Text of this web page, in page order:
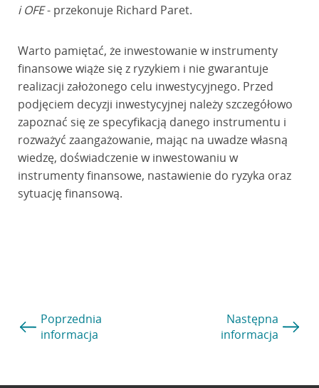
i OFE- przekonuje Richard Paret.
Warto pamiętać, że inwestowanie w instrumenty
finansowe wiąże się z ryzykiem i nie gwarantuje
realizacji założonego celu inwestycyjnego. Przed
podjęciem decyzji inwestycyjnej należy szczegółowo
zapoznać się ze specyfikacją danego instrumentu i
rozważyć zaangażowanie, mając na uwadze własną
wiedzę, doświadczenie w inwestowaniu w
instrumenty finansowe, nastawienie do ryzyka oraz
sytuację finansową.
Poprzednia
informacja
Następna
informacja